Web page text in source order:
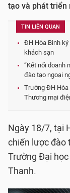
tạo và phát triển
TIN LIÊN QUAN
ĐH Hòa Bình
khách sạn
“Kết nối doanh
đào tạo ngoại
Trường ĐH Hòa
Thương mại
Ngày 18/7, tại
chiến lược đào
Trường Đại
Thanh.